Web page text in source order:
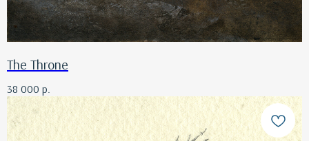
The Throne
38 000 р.